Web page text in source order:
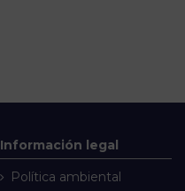
Información legal
Política ambiental